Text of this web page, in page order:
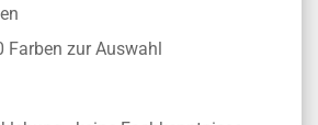
Farben zur Auswahl